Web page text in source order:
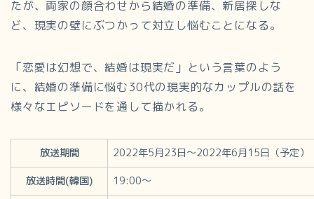
たが、両家の顔合わせから結婚の準備、新居探しな
ど、現実の壁にぶつかって対立し悩むことになる。
「恋愛は幻想で、結婚は現実だ」という言葉のよう
に、結婚の準備に悩む30代の現実的なカップルの話を
様々なエピソードを通して描かれる。
放送期間
2022年5月23日～2022年6月15日（予定）
放送時間(韓国)
19:00～